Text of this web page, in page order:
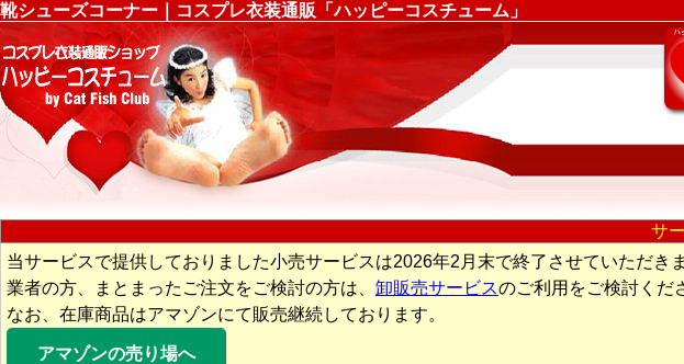
靴シューズコーナー｜コスプレ衣装通販「ハッピーコスチューム」
サ
当サービスで提供しておりました小売サービスは2026年2月末で終了させていただきま
業者の方、まとまったご注文をご検討の方は、 卸販売サービスのご利用をご検討くだ
なお、在庫商品はアマゾンにて販売継続しております。
アマゾンの売り場へ